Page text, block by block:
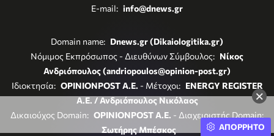
×
E-mail: info@dnews.gr
Domain name: Dnews.gr (Dikaiologitika.gr)
Νόμιμος Εκπρόσωπος - Διευθύνων Σύμβουλος: Νίκος
Ανδριόπουλος (andriopoulos@opinion-post.gr)
Ιδιοκτησία: OPINIONPOST A.E. - Μέτοχοι: ENERGY REGISTER
Α.Ε. / Ανδριόπουλος Νικόλαος
Δικαιούχος Domain: OPINIONPOST A.E. - Διαχειριστής Domain:
Σωτήρης Μπέσκος
ΑΠΟΡΡΗΤΟ